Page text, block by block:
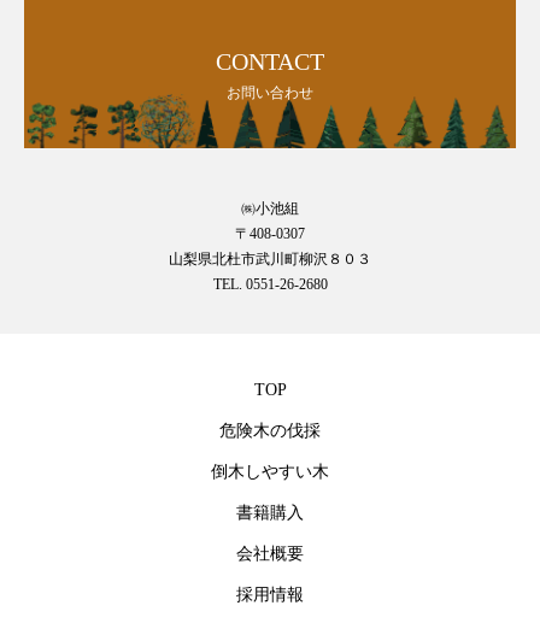
CONTACT
お問い合わせ
㈱小池組
〒408-0307
山梨県北杜市武川町柳沢８０３
TEL. 0551-26-2680
TOP
危険木の伐採
倒木しやすい木
書籍購入
会社概要
採用情報